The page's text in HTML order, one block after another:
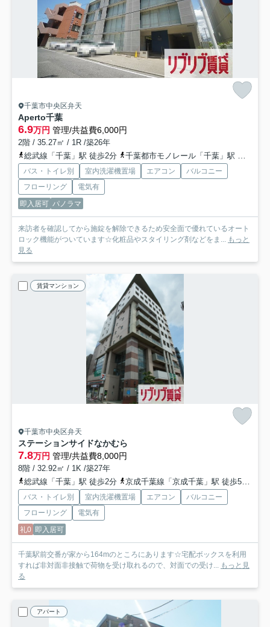
千葉市中央区弁天
Aperto千葉
6.9万円 管理/共益費6,000円
2階 / 35.27㎡ / 1R /築26年
総武線「千葉」駅 徒歩2分
千葉都市モノレール「千葉」駅 徒歩4分
バス・トイレ別 室内洗濯機置場 エアコン
バルコニー
フローリング
電気有
即入居可 パノラマ
来訪者を確認してから施錠を解除できるため安全面で優れているオート
ロック機能がついています☆化粧品やスタイリング剤などをま... もっと
見る
賃貸マンション
千葉市中央区弁天
ステーションサイドなかむら
7.8万円 管理/共益費8,000円
8階 / 32.92㎡ / 1K /築27年
総武線「千葉」駅 徒歩2分
京成千葉線「京成千葉」駅 徒歩5分
バス・トイレ別 室内洗濯機置場 エアコン
バルコニー
フローリング
電気有
礼0 即入居可
千葉駅前交番が家から164mのところにあります☆宅配ボックスを利用
すれば非対面非接触で荷物を受け取れるので、対面での受け... もっと見
る
アパート